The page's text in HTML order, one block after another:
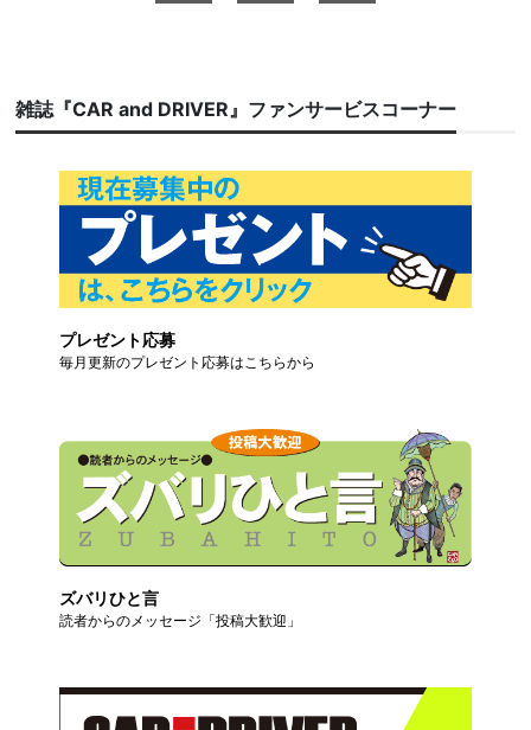
雑誌『CAR and DRIVER』ファンサービスコーナー
プレゼント応募
毎月更新のプレゼント応募はこちらから
ズバリひと言
読者からのメッセージ「投稿大歓迎」